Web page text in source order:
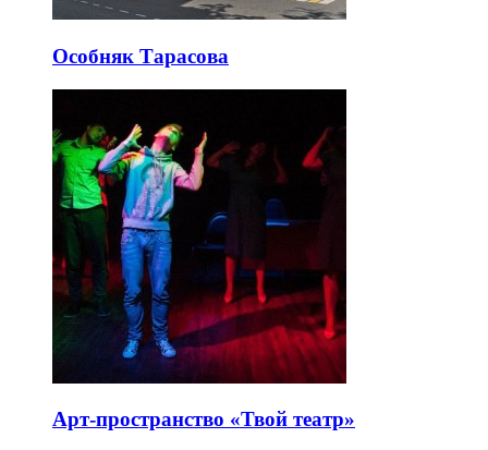
Особняк Тарасова
Арт-пространство «Твой театр»